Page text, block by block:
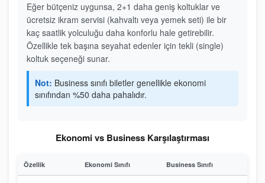
Eğer bütçeniz uygunsa, 2+1 daha geniş koltuklar ve
ücretsiz ikram servisi (kahvaltı veya yemek seti) ile bir
kaç saatlik yolculuğu daha konforlu hale getirebilir.
Özellikle tek başına seyahat edenler için tekli (single)
koltuk seçeneği sunar.
Not: Business sınıfı biletler genellikle ekonomi
sınıfından %50 daha pahalıdır.
Ekonomi vs Business Karşılaştırması
Özellik Ekonomi Sınıfı Business Sınıfı